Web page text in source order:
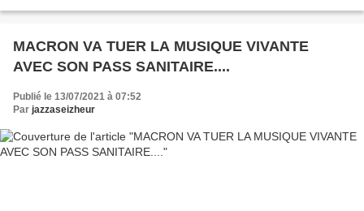
dans le cadre du...
MACRON VA TUER LA MUSIQUE VIVANTE
AVEC SON PASS SANITAIRE....
Publié le 13/07/2021 à 07:52
Par jazzaseizheur